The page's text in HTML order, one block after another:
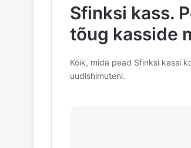
Sfinksi kass.
tõug kasside
Kõik, mida pead Sfinksi kassi
uudishimuteni.